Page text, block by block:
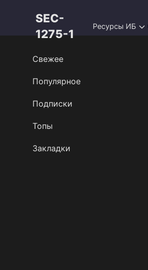
SEC-
1275-1
Ресурсы ИБ
Свежее
Популярное
Подписки
Топы
Закладки